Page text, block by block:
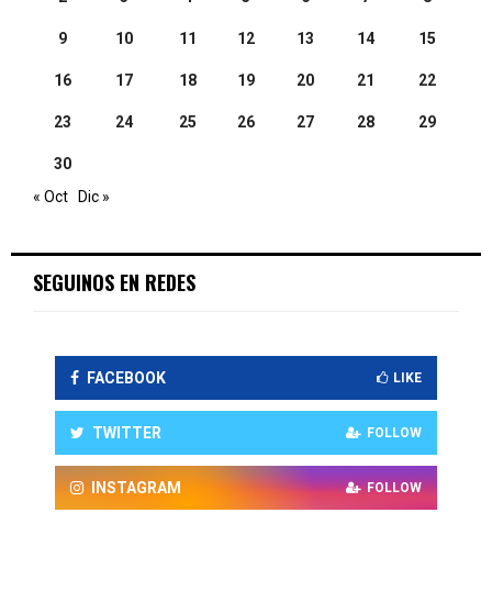
9 10 11 12 13 14 15
16 17 18 19 20 21 22
23 24 25 26 27 28 29
30
« Oct
Dic »
SEGUINOS EN REDES
FACEBOOK LIKE
TWITTER FOLLOW
INSTAGRAM FOLLOW